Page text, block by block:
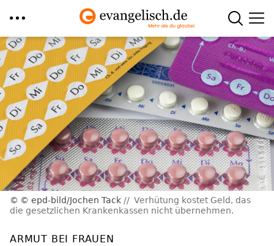
Direkt
zum
Inhalt
© epd-bild/Jochen Tack
Verhütung kostet Geld, das
die gesetzlichen Krankenkassen nicht übernehmen.
ARMUT BEI FRAUEN